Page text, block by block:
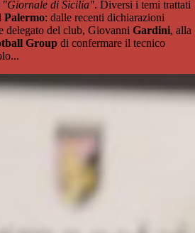
"Giornale di Sicilia". Diversi i temi trattati
Palermo: dalle recenti dichiarazioni
delegato del club, Giovanni Gardini, alla
Group di confermare il tecnico